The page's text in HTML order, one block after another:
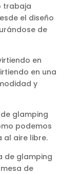
trabaja
el diseño
de
en
en una
y
glamping
podemos
al aire libre.
de glamping
de